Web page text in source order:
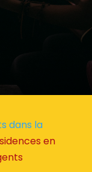
dans la
en